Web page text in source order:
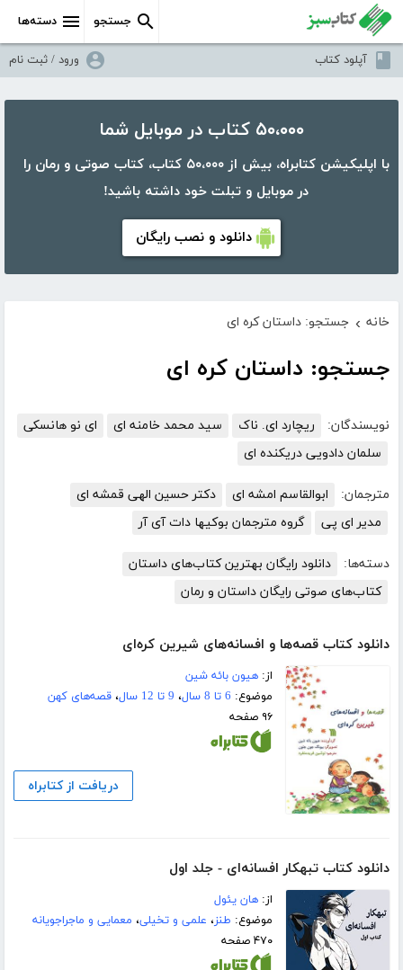
دسته‌ها جستجو
آپلود کتاب ورود / ثبت نام
۵۰،۰۰۰ کتاب در موبایل شما
با اپلیکیشن کتابراه، بیش از ۵۰،۰۰۰ کتاب، کتاب صوتی و رمان را
در موبایل و تبلت خود داشته باشید!
دانلود و نصب رایگان
خانه › جستجو: داستان کره ای
جستجو: داستان کره ای
نویسندگان: ریچارد ای. ناک سید محمد خامنه ای
ای نو هانسکی
سلمان دادویی دریکنده ای
مترجمان: ابوالقاسم امشه ای
دکتر حسین الهی قمشه ای
مدیر ای پی
گروه مترجمان بوکیها دات آی آر
دسته‌ها:
دانلود رایگان بهترین کتاب‌های داستان
کتاب‌های صوتی رایگان داستان و رمان
دانلود کتاب قصه‌ها و افسانه‌های شیرین کره‌ای
از:هیون بائه شین
موضوع: 6 تا 8 سال ، 9 تا 12 سال ،قصه‌های کهن
۹۶ صفحه
دریافت از کتابراه
دانلود کتاب تبهکار افسانه‌ای - جلد اول
از:هان یئول
موضوع: طنز، علمی و تخیلی، معمایی و ماجراجویانه
۴۷۰ صفحه